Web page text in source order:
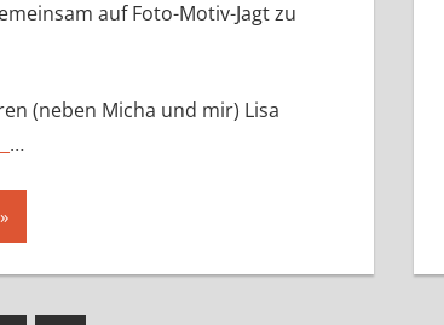
auf Foto-Motiv-Jagt zu
(neben Micha und mir) Lisa
…